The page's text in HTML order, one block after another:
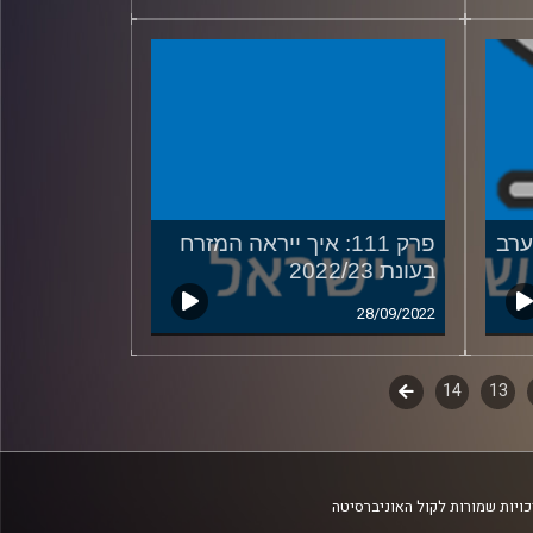
פרק 111: איך ייראה המזרח
בעונת 2022/23
28/09/2022
13
14
לשלב
שמורות לקול האוניברסיטה